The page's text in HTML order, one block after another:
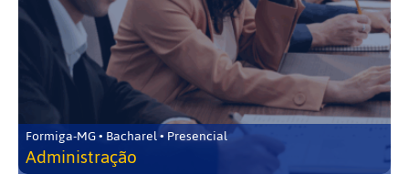
Formiga-MG • Bacharel • Presencial
Administração